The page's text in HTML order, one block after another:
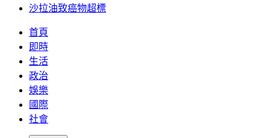
沙拉油致癌物超標
首頁
即時
生活
政治
娛樂
國際
社會